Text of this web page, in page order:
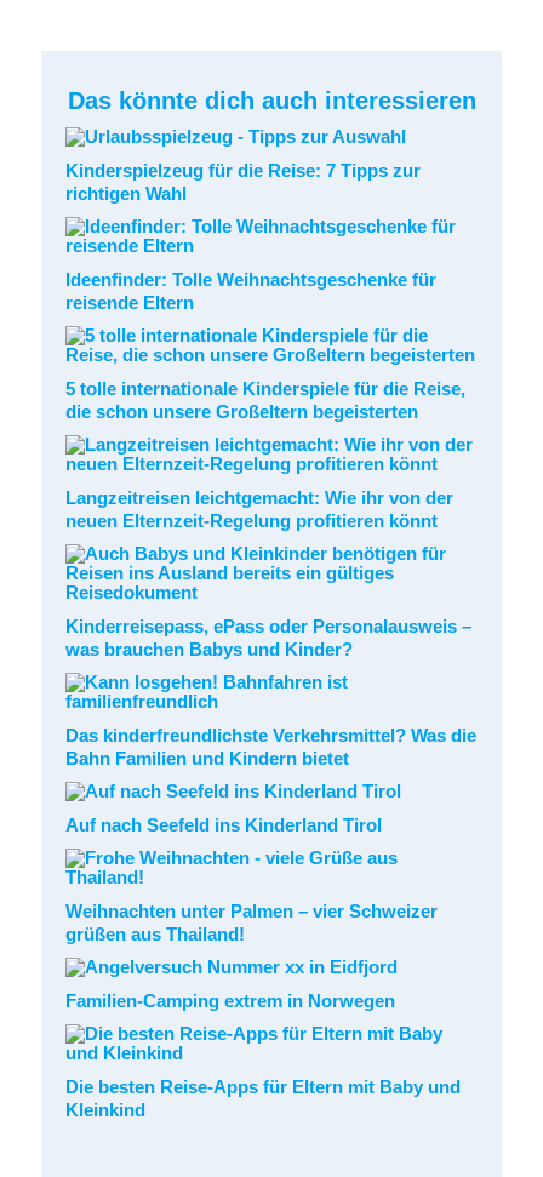
Das könnte dich auch interessieren
Kinderspielzeug für die Reise: 7 Tipps zur
richtigen Wahl
Ideenfinder: Tolle Weihnachtsgeschenke für
reisende Eltern
5 tolle internationale Kinderspiele für die Reise,
die schon unsere Großeltern begeisterten
Langzeitreisen leichtgemacht: Wie ihr von der
neuen Elternzeit-Regelung profitieren könnt
Kinderreisepass, ePass oder Personalausweis –
was brauchen Babys und Kinder?
Das kinderfreundlichste Verkehrsmittel? Was die
Bahn Familien und Kindern bietet
Auf nach Seefeld ins Kinderland Tirol
Weihnachten unter Palmen – vier Schweizer
grüßen aus Thailand!
Familien-Camping extrem in Norwegen
Die besten Reise-Apps für Eltern mit Baby und
Kleinkind